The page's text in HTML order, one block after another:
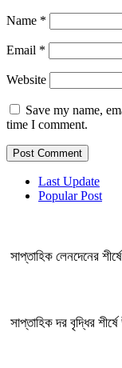
Name *
Email *
Website
Save my name,
time I comment.
Last Update
Popular Post
সাপ্তাহিক লেনদেনের
সাপ্তাহিক দর বৃদ্ধির